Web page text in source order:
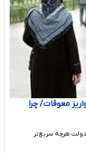
معوقات/ چرا
دولت هرچه سریع‌تر